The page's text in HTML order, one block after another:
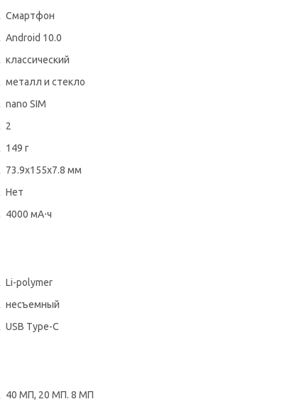
Смартфон
Android 10.0
классический
металл и стекло
nano SIM
2
149 г
73.9x155x7.8 мм
Нет
4000 мА⋅ч
Li-polymer
несъемный
USB Type-C
40 МП, 20 МП. 8 МП